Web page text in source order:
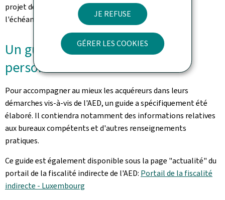
JE REFUSE
GÉRER LES COOKIES
projet de loi. Il sera maintenu à 40.000 euros au-delà de
l'échéance du 30 juin 2025.
Un guide pour accompagner les
personnes concernées
Pour accompagner au mieux les acquéreurs dans leurs
démarches vis-à-vis de l'AED, un guide a spécifiquement été
élaboré. Il contiendra notamment des informations relatives
aux bureaux compétents et d'autres renseignements
pratiques.
Ce guide est également disponible sous la page "actualité" du
portail de la fiscalité indirecte de l'AED: Portail de la fiscalité
indirecte - Luxembourg